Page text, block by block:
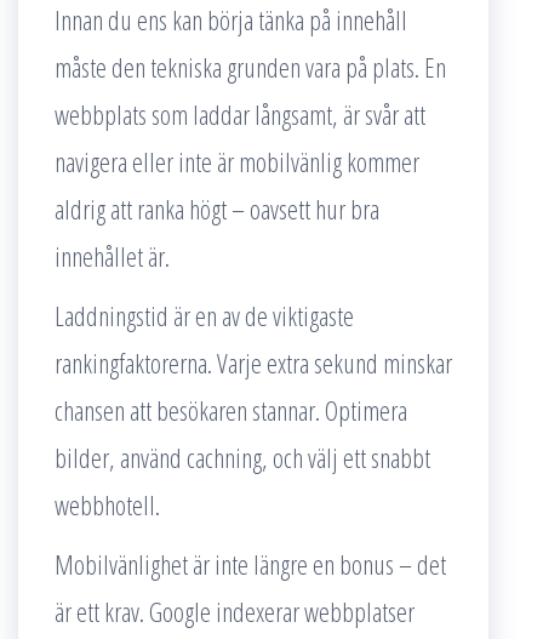
Innan du ens kan börja tänka på innehåll
måste den tekniska grunden vara på plats. En
webbplats som laddar långsamt, är svår att
navigera eller inte är mobilvänlig kommer
aldrig att ranka högt – oavsett hur bra
innehållet är.
Laddningstid är en av de viktigaste
rankingfaktorerna. Varje extra sekund minskar
chansen att besökaren stannar. Optimera
bilder, använd cachning, och välj ett snabbt
webbhotell.
Mobilvänlighet är inte längre en bonus – det
är ett krav. Google indexerar webbplatser